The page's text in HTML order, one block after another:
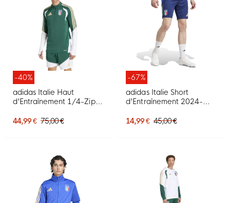
-40%
adidas Italie Haut
d'Entraînement 1/4-Zip
Doré
44,99 € 75,00 €
-67%
adidas Italie Short
d'Entraînement 2024-
Doré
14,99 € 45,00 €